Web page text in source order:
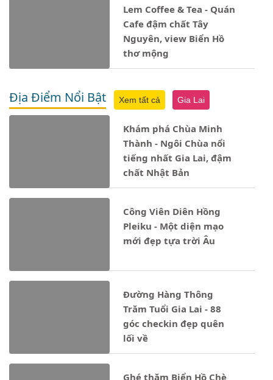
Lem Coffee & Tea - Quán
Cafe đậm chất Tây
Nguyên, view Biển Hồ
thơ mộng
Địa Điểm Nổi Bật Xem tất cả Gia Lai
Khám phá Chùa Minh
Thành - Ngôi Chùa nổi
tiếng nhất Gia Lai, đậm
chất Nhật Bản
Công Viên Diên Hồng
Pleiku - Một diện mạo
mới đẹp tựa trời Âu
Đường Hàng Thông
Trăm Tuổi Gia Lai - 88
góc checkin đẹp quên
lối về
Ghé thăm Biển Hồ Chè